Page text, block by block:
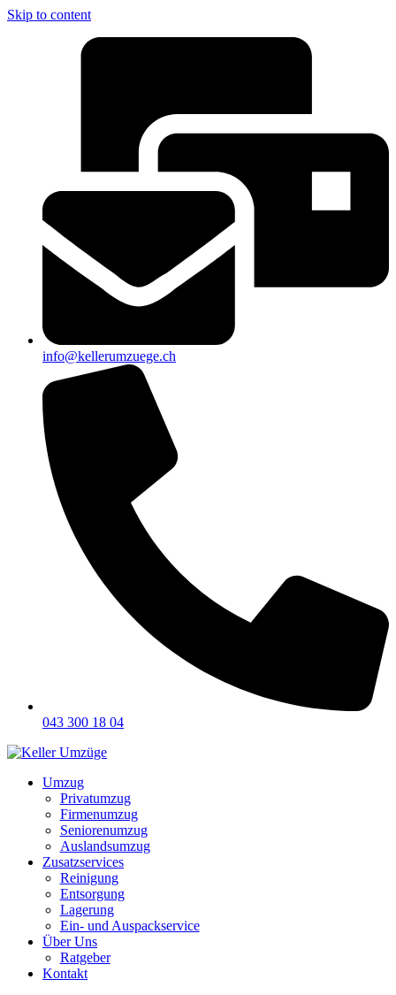
Skip to content
info@kellerumzuege.ch
043 300 18 04
Umzug
Privatumzug
Firmenumzug
Seniorenumzug
Auslandsumzug
Zusatzservices
Reinigung
Entsorgung
Lagerung
Ein- und Auspackservice
Über Uns
Ratgeber
Kontakt